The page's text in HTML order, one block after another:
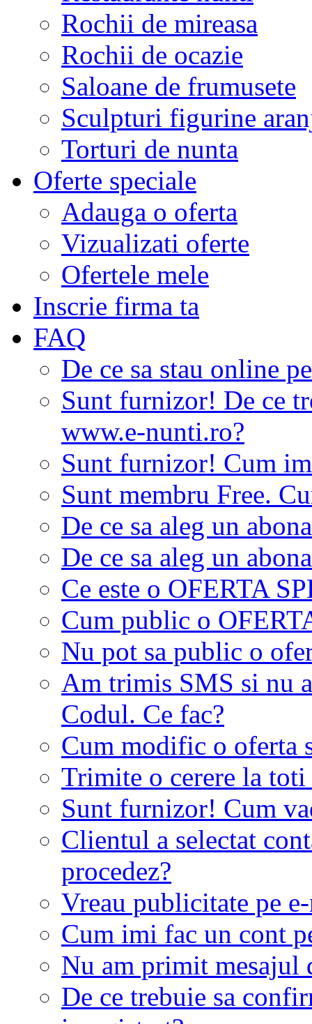
Rochii de mireasa
Rochii de ocazie
Saloane de frumusete
Sculpturi figurine
Torturi de nunta
Oferte speciale
Adauga o oferta
Vizualizati oferte
Ofertele mele
Inscrie firma ta
FAQ
De ce sa stau online
Sunt furnizor! De ce
www.e-nunti.ro?
Sunt furnizor! Cum
Sunt membru Free.
De ce sa aleg un
De ce sa aleg un
Ce este o OFERTA
Cum public o
Nu pot sa public o
Am trimis SMS si nu
Codul. Ce fac?
Cum modific o oferta
Trimite o cerere la
Sunt furnizor! Cum
Clientul a selectat
procedez?
Vreau publicitate pe
Cum imi fac un cont
Nu am primit mesajul
De ce trebuie sa